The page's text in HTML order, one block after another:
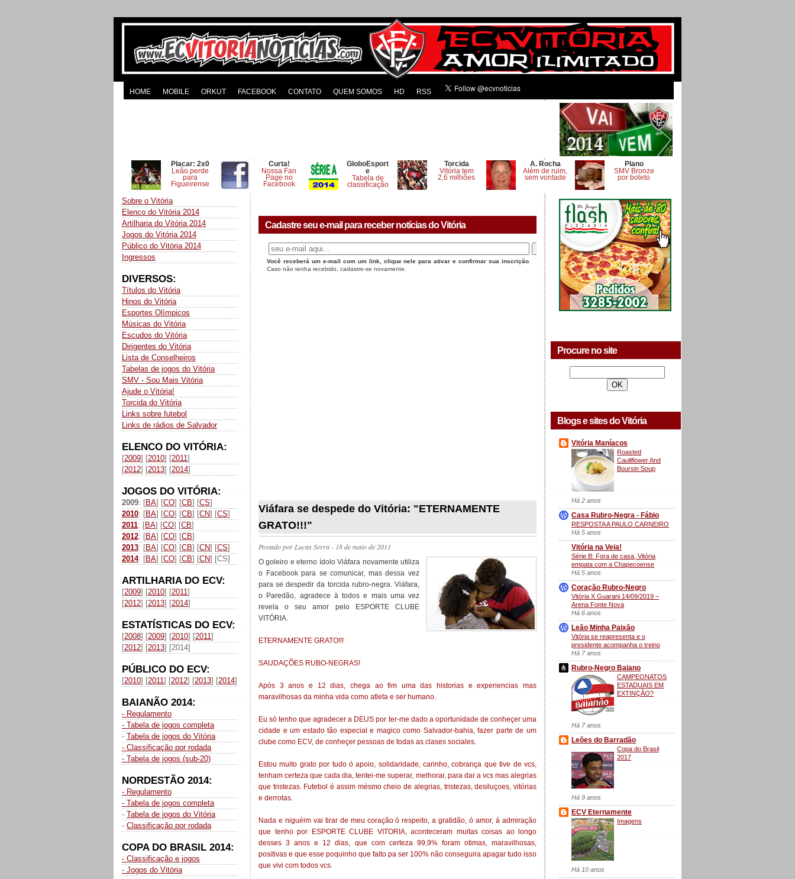
HOME MOBILE ORKUT FACEBOOK CONTATO QUEM SOMOS HD RSS
Placar: 2x0
Leão perde
para
Figueirense
Curta!
Nossa Fan
Page no
Facebook
GloboEsport
e
Tabela de
classificação
Torcida
Vitória tem
2,6 milhões
A. Rocha
Além de ruim,
sem vontade
Plano
SMV Bronze
por boleto
Sobre o Vitória
Elenco do Vitória 2014
Artilharia do Vitória 2014
Jogos do Vitória 2014
Público do Vitória 2014
Ingressos
DIVERSOS:
Títulos do Vitória
Hinos do Vitória
Esportes Olímpicos
Músicas do Vitória
Escudos do Vitória
Dirigentes do Vitória
Lista de Conselheiros
Tabelas de jogos do Vitória
SMV - Sou Mais Vitória
Ajude o Vitória!
Torcida do Vitória
Links sobre futebol
Links de rádios de Salvador
ELENCO DO VITÓRIA:
[2009] [2010] [2011]
[2012] [2013] [2014]
JOGOS DO VITÓRIA:
2009: [BA] [CO] [CB] [CS]
2010: [BA] [CO] [CB] [CN] [CS]
2011: [BA] [CO] [CB]
2012: [BA] [CO] [CB]
2013: [BA] [CO] [CB] [CN] [CS]
2014: [BA] [CO] [CB] [CN] [CS]
ARTILHARIA DO ECV:
[2009] [2010] [2011]
[2012] [2013] [2014]
ESTATÍSTICAS DO ECV:
[2008] [2009] [2010] [2011]
[2012] [2013] [2014]
PÚBLICO DO ECV:
[2010] [2011] [2012] [2013] [2014]
BAIANÃO 2014:
- Regulamento
- Tabela de jogos completa
- Tabela de jogos do Vitória
- Classificação por rodada
- Tabela de jogos (sub-20)
NORDESTÃO 2014:
- Regulamento
- Tabela de jogos completa
- Tabela de jogos do Vitória
- Classificação por rodada
COPA DO BRASIL 2014:
- Classificação e jogos
- Jogos do Vitória
Cadastre seu e-mail para receber notícias do Vitória
Você receberá um e-mail com um link, clique nele para ativar e confirmar sua inscrição
Caso não tenha recebido, cadastre-se novamente.
Viáfara se despede do Vitória: "ETERNAMENTE
GRATO!!!"
Postado porLucas Serra- 18 de maio de 2011
O goleiro e eterno ídolo Viáfara novamente utiliza
o Facebook para se comunicar, mas dessa vez
para se despedir da torcida rubro-negra. Viáfara,
o Paredão, agradece à todos e mais uma vez
revela o seu amor pelo ESPORTE CLUBE
VITÓRIA.
ETERNAMENTE GRATO!!!
SAUDAÇÕES RUBO-NEGRAS!
Após 3 anos e 12 dias, chega ao fim uma das historias e experiencias mas
maravilhosas da minha vida como atleta e ser humano.
Eu só tenho que agradecer a DEUS por ter-me dado a oportunidade de conheçer uma
cidade e um estado tão especial e magico como Salvador-bahia, fazer parte de um
clube como ECV, de conheçer pessoas de todas as clases sociales.
Estou muito grato por tudo ó apoio, solidaridade, carinho, cobrança que tive de vcs,
tenham certeza que cada dia, tentei-me superar, melhorar, para dar a vcs mas alegrias
que tristezas. Futebol é assim mésmo cheio de alegrias, tristezas, desiluçoes, vitórias
e derrotas.
Nada e niguéim vai tirar de meu coração ó respeito, a gratidão, ó amor, á admiração
que tenho por ESPORTE CLUBE VITORIA, aconteceram muitas coisas ao longo
desses 3 anos e 12 dias, que com certeza 99,9% foram otimas, maravilhosas,
positivas e que esse poquinho que falto pa ser 100% não conseguira apagar tudo isso
que vivi com todos vcs.
Procure no site
Blogs e sites do Vitória
Vitória Maníacos
Roasted
Cauliflower And
Boursin Soup
Há 2 anos
Casa Rubro-Negra - Fábio
RESPOSTA A PAULO CARNEIRO
Há 5 anos
Vitória na Veia!
Série B: Fora de casa, Vitória
empata com a Chapecoense
Há 5 anos
Coração Rubro-Negro
Vitória X Guarani 14/09/2019 –
Arena Fonte Nova
Há 6 anos
Leão Minha Paixão
Vitória se reapresenta e o
presidente acompanha o treino
Há 7 anos
Rubro-Negro Baiano
CAMPEONATOS
ESTADUAIS EM
EXTINÇÃO?
Há 7 anos
Leões do Barradão
Copa do Brasil
2017
Há 9 anos
ECV Eternamente
Imagens
Há 10 anos